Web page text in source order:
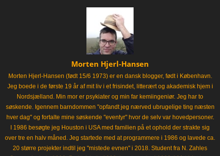
Morten Hjerl-Hansen
Morten Hjerl-Hansen (født 15/6 1973) er en dansk blogger, født i København.
Jeg boede i de første 19 år af mit liv i et frisindet, litterært og akademisk hjem i
Nordsjælland. Min mor er psykiater og min far kemiingeniør. Jeg har to
søskende. Igennem barndommen "opfandt jeg nærved ubrugelige ting næsten
hver dag" og fortalte mine søskende "eventyr" hvor de selv var hovedpersoner.
I 1986 besøgte jeg Houston i USA med familien på et ophold der strakte sig
over tre en halv måned. Jeg startede med at programmere i 1986 og lavede ca.
20 større projekter indtil jeg "mistede evnen" i 2018. Student fra N. Zahles